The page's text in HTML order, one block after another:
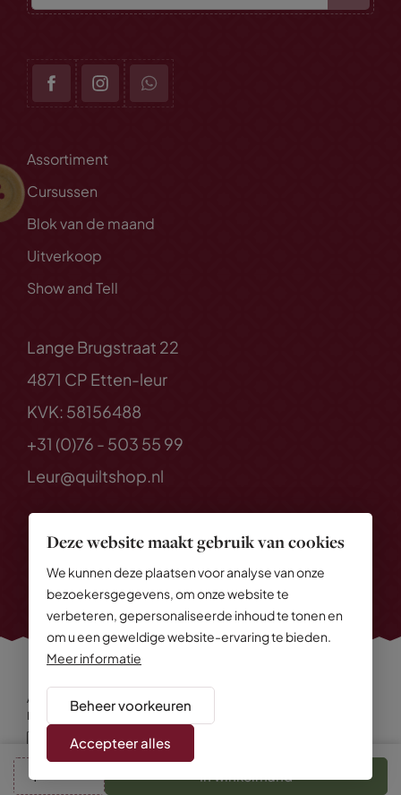
Deze website maakt gebruik van cookies
We kunnen deze plaatsen voor analyse van onze
bezoekersgegevens, om onze website te
verbeteren, gepersonaliseerde inhoud te tonen en
om u een geweldige website-ervaring te bieden.
Meer informatie
Beheer voorkeuren
Accepteer alles
In winkelmand
Assortiment
Cursussen
Blok van de maand
Uitverkoop
Show and Tell
Lange Brugstraat 22
4871 CP Etten-leur
KVK: 58156488
+31 (0)76 - 503 55 99
Leur@quiltshop.nl
Alle rechten voorbehouden
Privacy Policy
Algemene voorwaarden